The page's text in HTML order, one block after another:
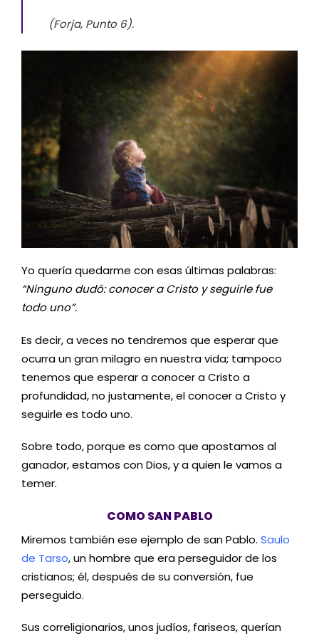
(Forja, Punto 6).
Yo quería quedarme con esas últimas palabras:
“Ninguno dudó: conocer a Cristo y seguirle fue
todo uno”.
Es decir, a veces no tendremos que esperar que
ocurra un gran milagro en nuestra vida; tampoco
tenemos que esperar a conocer a Cristo a
profundidad, no justamente, el conocer a Cristo y
seguirle es todo uno.
Sobre todo, porque es como que apostamos al
ganador, estamos con Dios, y a quien le vamos a
temer.
COMO SAN PABLO
Miremos también ese ejemplo de san Pablo. Saulo
de Tarso, un hombre que era perseguidor de los
cristianos; él, después de su conversión, fue
perseguido.
Sus correligionarios, unos judíos, fariseos, querían